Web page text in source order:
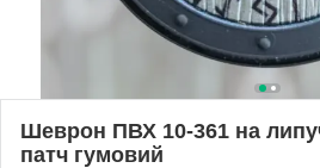
Шеврон ПВХ 10-361 на
патч гумовий